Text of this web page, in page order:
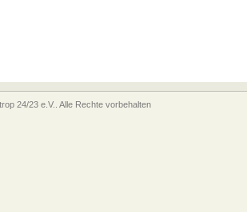
24/23 e.V.. Alle Rechte vorbehalten